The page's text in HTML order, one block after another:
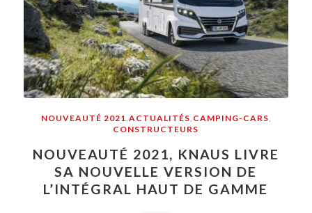
NOUVEAUTÉ 2021 ,ACTUALITÉS CAMPING-CARS
CONSTRUCTEURS
NOUVEAUTÉ 2021, KNAUS LIVRE
SA NOUVELLE VERSION DE
L’INTÉGRAL HAUT DE GAMME